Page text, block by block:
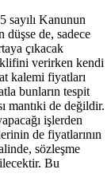
sayılı Kanunun
de, sadece
çıkacak
verirken kendi
kalemi fiyatları
bunların tespit
mantıki de değildir.
işlerden
de fiyatlarının
sözleşme
Bu